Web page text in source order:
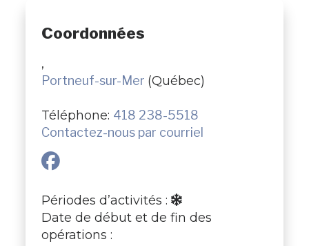
Coordonnées
,
Portneuf-sur-Mer (Québec)
Téléphone: 418 238-5518
Contactez-nous par courriel
Périodes d’activités :
Date de début et de fin des
opérations :